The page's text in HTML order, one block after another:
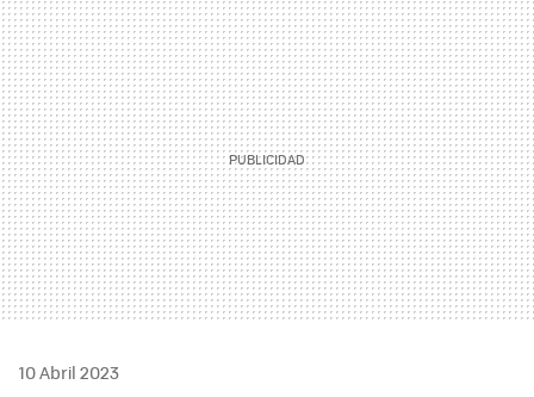
MAIL
10 Abril 2023